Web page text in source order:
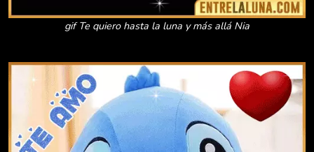
gif Te quiero hasta la luna y más allá Nia